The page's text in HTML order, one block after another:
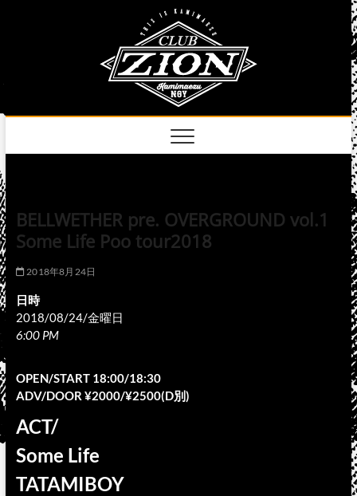
BELLWETHER pre. OVERGROUND vol.1
Some Life Poo tour2018
2018年8月24日
日時
2018/08/24/金曜日
6:00 PM
OPEN/START 18:00/18:30
ADV/DOOR ¥2000/¥2500(D別)
ACT/
Some Life
TATAMIBOY